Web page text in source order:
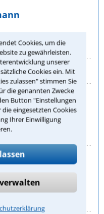
Cookies, um die
zu gewährleisten.
unserer
Cookies ein. Mit
zulassen" stimmen Sie
die genannten Zwecke
Button "Einstellungen
eingesetzten Cookies
Ihrer Einwilligung